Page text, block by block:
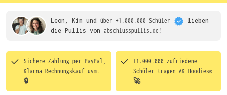
Leon, Kim und über +1.000.000 Schüler
lieben
die Pullis von abschlusspullis.de!
Sichere Zahlung per PayPal,
Klarna Rechnungskauf uvm.
🔒
+1.000.000 zufriedene
Schüler tragen AK Hoodies®
🚀